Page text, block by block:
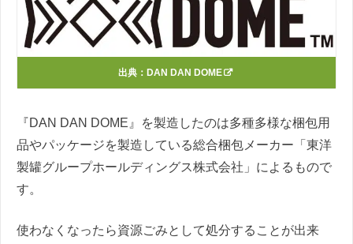
出典： DAN DAN DOME
『DAN DAN DOME』を製造したのは多種多様な梱包用
品やパッケージを製造している総合梱包メーカー「東洋
製罐グループホールディングス株式会社」によるもので
す。
使わなくなったら資源ごみとして処分することが出来